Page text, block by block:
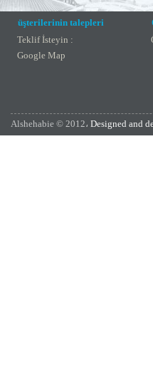
üşterilerinin talepleri
Teklif İsteyin :
Google Map
Alshehabie © 2012، Designed and